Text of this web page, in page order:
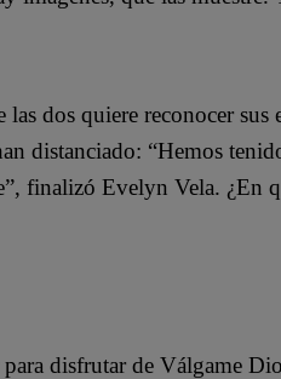
dos quiere reconocer
distanciado: “Hemos
finalizó Evelyn Vela. ¿En
disfrutar de Válgame